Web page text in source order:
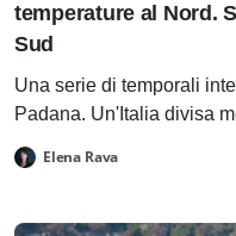
temperature al Nord.
Sud
Una serie di temporali
Padana. Un'Italia divisa
Elena Rava